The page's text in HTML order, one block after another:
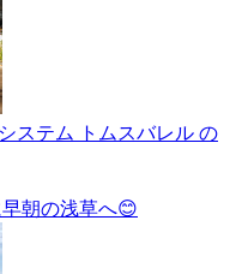
ステム トムスバレル の
朝の浅草へ😊